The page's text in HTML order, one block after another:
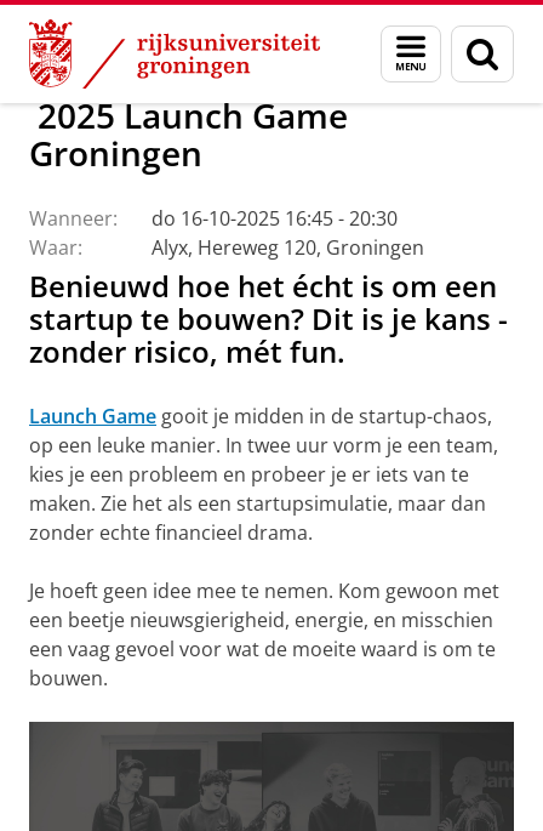
Skip
Content
Skip
Navigation
Menu
en
zoeken
Over ons Actueel Evenementen
2025 Launch Game
Groningen
Wanneer:
do 16-10-2025 16:45 - 20:30
Waar:
Alyx, Hereweg 120, Groningen
Benieuwd hoe het écht is om een
startup te bouwen? Dit is je kans -
zonder risico, mét fun.
Launch Game gooit je midden in de startup-chaos,
op een leuke manier. In twee uur vorm je een team,
kies je een probleem en probeer je er iets van te
maken. Zie het als een startupsimulatie, maar dan
zonder echte financieel drama.
Je hoeft geen idee mee te nemen. Kom gewoon met
een beetje nieuwsgierigheid, energie, en misschien
een vaag gevoel voor wat de moeite waard is om te
bouwen.